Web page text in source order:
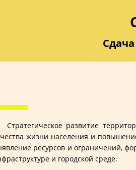
Стратегическое развитие
жизни населения и
ресурсов и ограничений,
и городской среде.